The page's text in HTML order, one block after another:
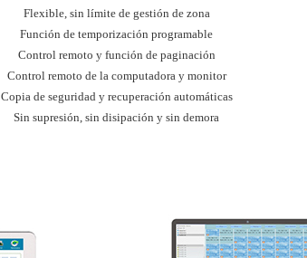
Flexible, sin límite de gestión de zona
Función de temporización programable
Control remoto y función de paginación
Control remoto de la computadora y monitor
Copia de seguridad y recuperación automáticas
Sin supresión, sin disipación y sin demora